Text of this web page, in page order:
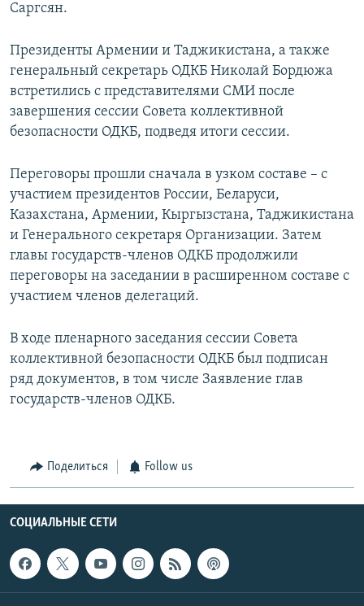
Саргсян.
Президенты Армении и Таджикистана, а также
генеральный секретарь ОДКБ Николай Бордюжа
встретились с представителями СМИ после
завершения сессии Совета коллективной
безопасности ОДКБ, подведя итоги сессии.
Переговоры прошли сначала в узком составе – с
участием президентов России, Беларуси,
Казахстана, Армении, Кыргызстана, Таджикистана
и Генерального секретаря Организации. Затем
главы государств-членов ОДКБ продолжили
переговоры на заседании в расширенном составе с
участием членов делегаций.
В ходе пленарного заседания сессии Совета
коллективной безопасности ОДКБ был подписан
ряд документов, в том числе Заявление глав
государств-членов ОДКБ.
Поделиться Follow us
СОЦИАЛЬНЫЕ СЕТИ